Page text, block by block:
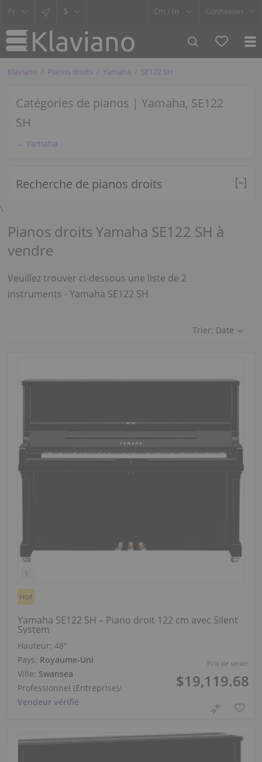
$ Cm / In Connexion
Klaviano Pianos droits Yamaha SE122 SH
Catégories de pianos | Yamaha, SE122
SH
← Yamaha
Recherche de pianos droits
\
Pianos droits Yamaha SE122 SH à
vendre
Veuillez trouver ci-dessous une liste de 2
instruments - Yamaha SE122 SH
Trier: Date
Prix de vente:
$19,119.68
Hot
Yamaha SE122 SH – Piano droit 122 cm avec Silent
System
Hauteur: 48″
Pays: Royaume-Uni
Ville: Swansea
Professionnel (Entreprise)/
Vendeur vérifié